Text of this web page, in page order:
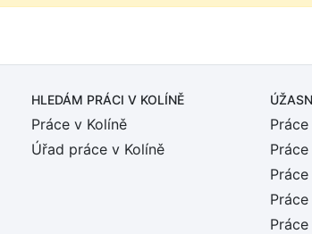
HLEDÁM PRÁCI V KOLÍNĚ
Práce v Kolíně
Úřad práce v Kolíně